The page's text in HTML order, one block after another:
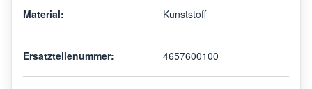
Material: Kunststoff
Ersatzteilenummer: 4657600100